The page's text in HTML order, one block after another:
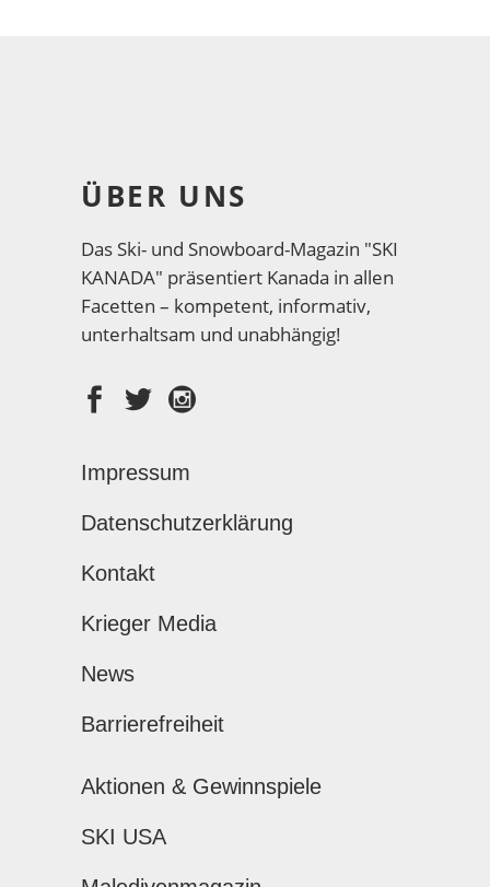
ÜBER UNS
Das Ski- und Snowboard-Magazin "SKI
KANADA" präsentiert Kanada in allen
Facetten – kompetent, informativ,
unterhaltsam und unabhängig!
Impressum
Datenschutzerklärung
Kontakt
Krieger Media
News
Barrierefreiheit
Aktionen & Gewinnspiele
SKI USA